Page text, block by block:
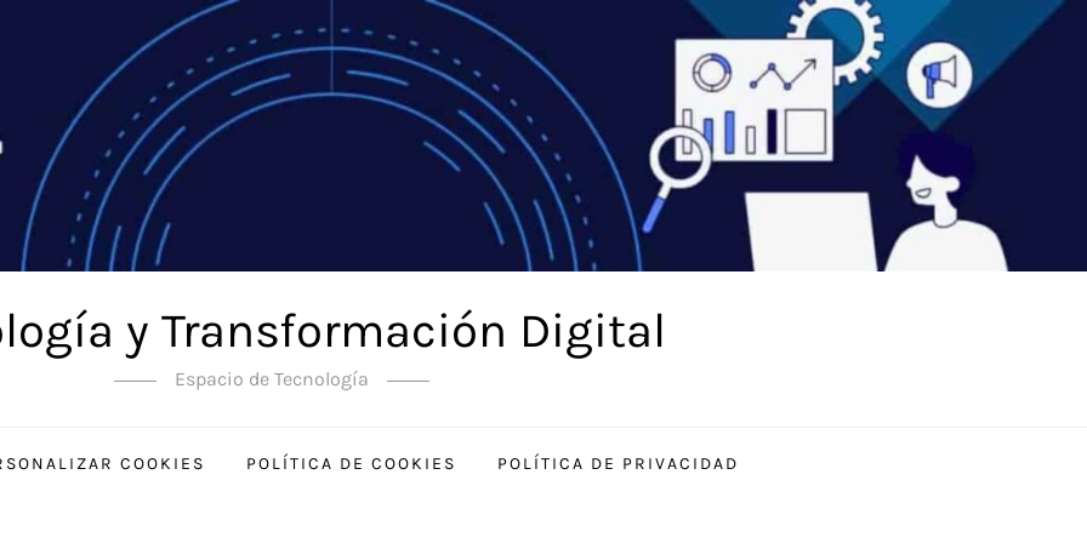
y Transformación Digital
Espacio de Tecnología
COOKIES POLÍTICA DE COOKIES POLÍTICA DE PRIVACIDAD